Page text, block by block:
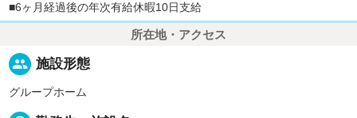
■6ヶ月経過後の年次有給休暇10日支給
所在地・アクセス
people 施設形態
グループホーム